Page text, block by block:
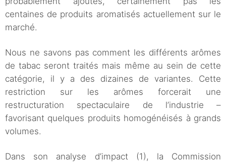
centaines de produits aromatisés actuellement sur le
marché.
Nous ne savons pas comment les différents arômes
de tabac seront traités mais même au sein de cette
catégorie, il y a des dizaines de variantes. Cette
restriction sur les arômes forcerait une
restructuration spectaculaire de l’industrie –
favorisant quelques produits homogénéisés à grands
volumes.
Dans son analyse d’impact (1), la Commission